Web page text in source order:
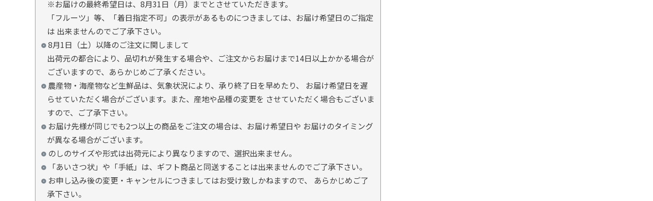
※お届けの最終希望日は、8月31日（月）までとさせていただきます。
「フルーツ」等、「着日指定不可」の表示があるものにつきましては、お届け希望日のご指定
は 出来ませんのでご了承下さい。
8月1日（土）以降のご注文に関しまして
出荷元の都合により、品切れが発生する場合や、ご注文からお届けまで14日以上かかる場合が
ございますので、あらかじめご了承ください。
農産物・海産物など生鮮品は、気象状況により、承り終了日を早めたり、 お届け希望日を遅
らせていただく場合がございます。また、産地や品種の変更を させていただく場合もございま
すので、ご了承下さい。
お届け先様が同じでも2つ以上の商品をご注文の場合は、お届け希望日や お届けのタイミング
が異なる場合がございます。
のしのサイズや形式は出荷元により異なりますので、選択出来ません。
「あいさつ状」や「手紙」は、ギフト商品と同送することは出来ませんのでご了承下さい。
お申し込み後の変更・キャンセルにつきましてはお受け致しかねますので、 あらかじめご了
承下さい。